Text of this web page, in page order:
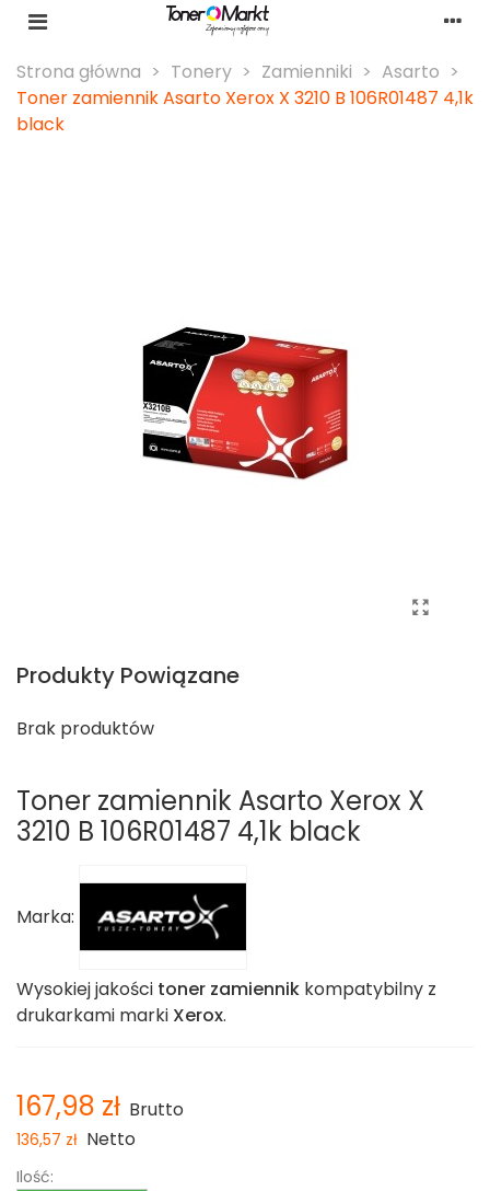
Strona główna > Tonery > Zamienniki > Asarto >
Toner zamiennik Asarto Xerox X 3210 B 106R01487 4,1k
black
Produkty Powiązane
Brak produktów
Toner zamiennik Asarto Xerox X
3210 B 106R01487 4,1k black
Marka:
Wysokiej jakości toner zamiennik kompatybilny z
drukarkami marki Xerox.
167,98 zł Brutto
136,57 zł Netto
Ilość: